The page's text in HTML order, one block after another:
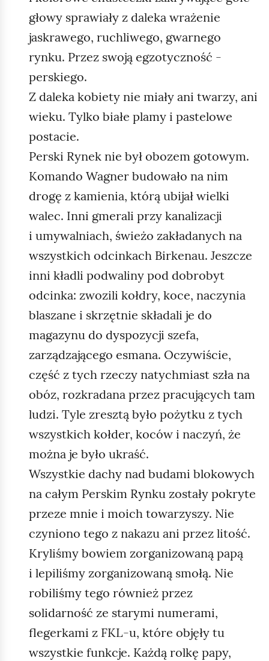
głowy sprawiały z daleka wrażenie
jaskrawego, ruchliwego, gwarnego
rynku. Przez swoją egzotyczność -
perskiego.
Z daleka kobiety nie miały ani twarzy, ani
wieku. Tylko białe plamy i pastelowe
postacie.
Perski Rynek nie był obozem gotowym.
Komando Wagner budowało na nim
drogę z kamienia, którą ubijał wielki
walec. Inni gmerali przy kanalizacji
i umywalniach, świeżo zakładanych na
wszystkich odcinkach Birkenau. Jeszcze
inni kładli podwaliny pod dobrobyt
odcinka: zwozili kołdry, koce, naczynia
blaszane i skrzętnie składali je do
magazynu do dyspozycji szefa,
zarządzającego esmana. Oczywiście,
część z tych rzeczy natychmiast szła na
obóz, rozkradana przez pracujących tam
ludzi. Tyle zresztą było pożytku z tych
wszystkich kołder, koców i naczyń, że
można je było ukraść.
Wszystkie dachy nad budami blokowych
na całym Perskim Rynku zostały pokryte
przeze mnie i moich towarzyszy. Nie
czyniono tego z nakazu ani przez litość.
Kryliśmy bowiem zorganizowaną papą
i lepiliśmy zorganizowaną smołą. Nie
robiliśmy tego również przez
solidarność ze starymi numerami,
flegerkami z FKL‑u, które objęły tu
wszystkie funkcje. Każdą rolkę papy,